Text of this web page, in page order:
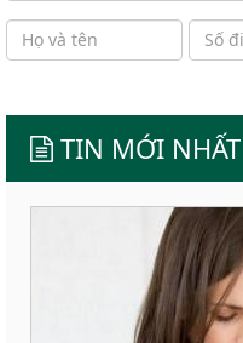
TIN MỚI NHẤT